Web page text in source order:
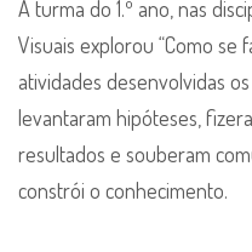
A turma do 1.º ano, nas
Visuais explorou “Como se
atividades desenvolvidas
levantaram hipóteses,
resultados e souberam
constrói o conhecimento.